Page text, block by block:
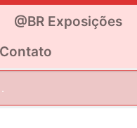
@BR Exposições
Contato